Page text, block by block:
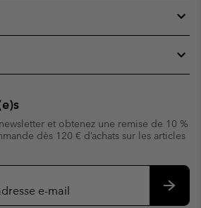
et obtenez une remise de 10 %
dès 120 € d’achats sur les articles